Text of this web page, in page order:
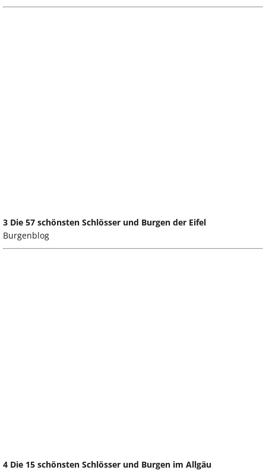
3 Die 57 schönsten Schlösser und Burgen der Eifel
Burgenblog
4 Die 15 schönsten Schlösser und Burgen im Allgäu